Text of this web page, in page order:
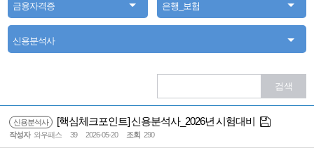
금융자격증 은행_보험
신용분석사
신용분석사 [핵심체크포인트] 신용분석사_2026년 시험대비
작성자 와우패스 39 2026-05-20 조회 290